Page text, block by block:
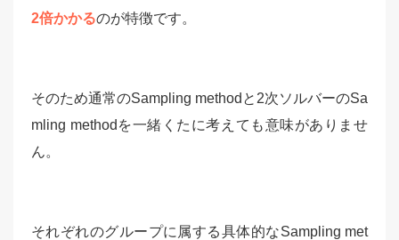
2倍かかるのが特徴です。
そのため通常のSampling methodと2次ソルバーのSa
mling methodを一緒くたに考えても意味がありませ
ん。
それぞれのグループに属する具体的なSampling met